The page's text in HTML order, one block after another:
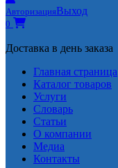
АвторизацияВыход
0
Доставка в день заказа
Главная страница
Каталог товаров
Услуги
Словарь
Статьи
О компании
Медиа
Контакты